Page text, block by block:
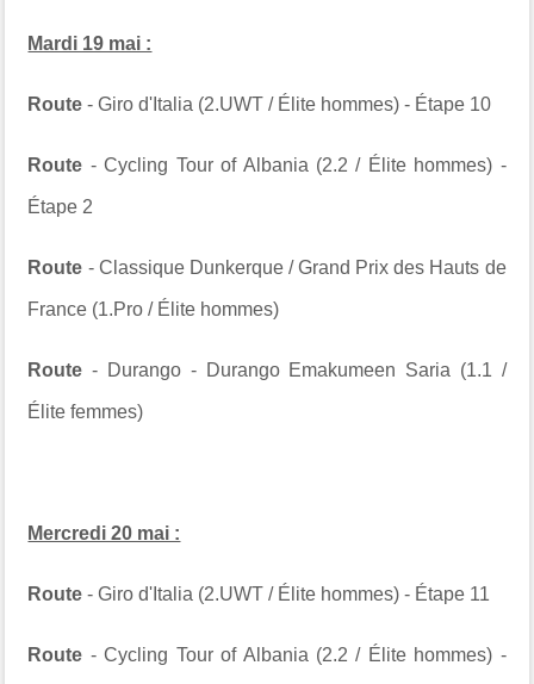
Mardi 19 mai :
Route- Giro d'Italia (2.UWT / Élite hommes) - Étape 10
Route - Cycling Tour of Albania (2.2 / Élite hommes) -
Étape 2
Route - Classique Dunkerque / Grand Prix des Hauts de
France (1.Pro / Élite hommes)
Route- Durango - Durango Emakumeen Saria (1.1 /
Élite femmes)
Mercredi 20 mai :
Route- Giro d'Italia (2.UWT / Élite hommes) - Étape 11
Route - Cycling Tour of Albania (2.2 / Élite hommes) -